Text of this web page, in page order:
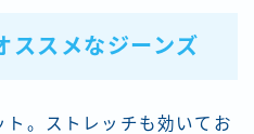
ススメなジーンズ
。ストレッチも効いてお